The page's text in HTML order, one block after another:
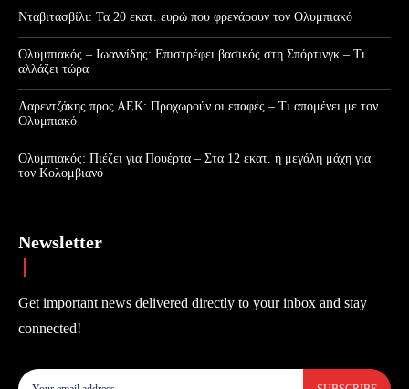
Νταβιτασβίλι: Τα 20 εκατ. ευρώ που φρενάρουν τον Ολυμπιακό
Ολυμπιακός – Ιωαννίδης: Επιστρέφει βασικός στη Σπόρτινγκ – Τι
αλλάζει τώρα
Λαρεντζάκης προς ΑΕΚ: Προχωρούν οι επαφές – Τι απομένει με τον
Ολυμπιακό
Ολυμπιακός: Πιέζει για Πουέρτα – Στα 12 εκατ. η μεγάλη μάχη για
τον Κολομβιανό
Newsletter
Get important news delivered directly to your inbox and stay
connected!